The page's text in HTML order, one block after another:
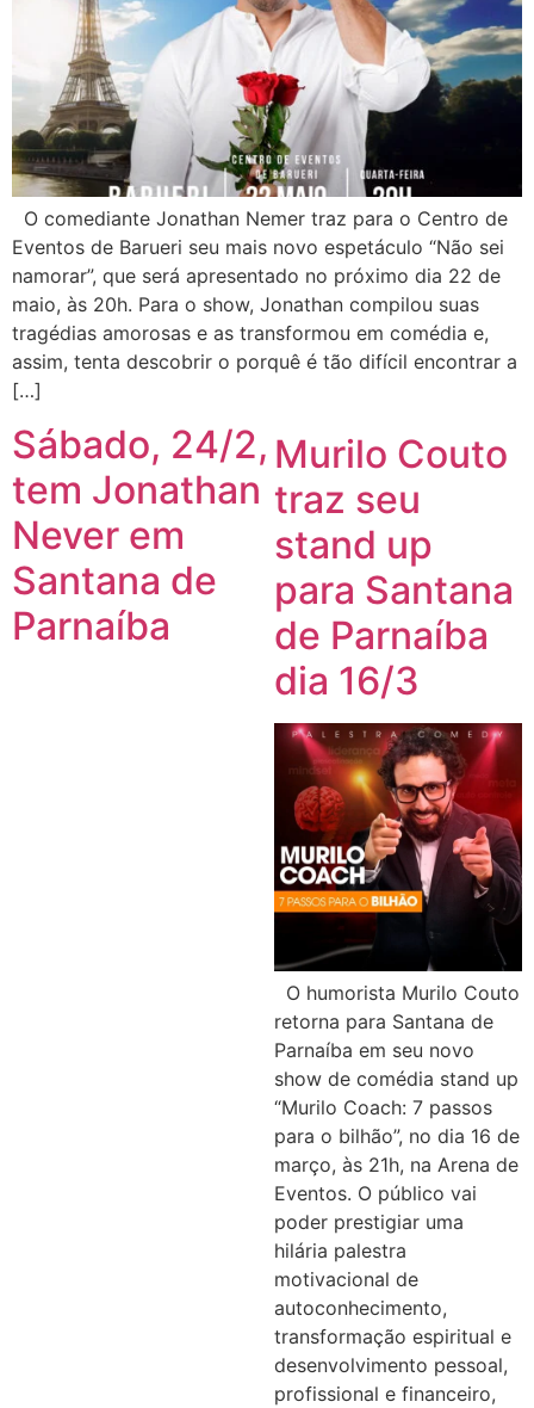
O comediante Jonathan Nemer traz para o Centro de
Eventos de Barueri seu mais novo espetáculo “Não sei
namorar”, que será apresentado no próximo dia 22 de
maio, às 20h. Para o show, Jonathan compilou suas
tragédias amorosas e as transformou em comédia e,
assim, tenta descobrir o porquê é tão difícil encontrar a
[…]
Murilo Couto
traz seu
stand up
para Santana
de Parnaíba
dia 16/3
O humorista Murilo Couto
retorna para Santana de
Parnaíba em seu novo
show de comédia stand up
“Murilo Coach: 7 passos
para o bilhão”, no dia 16 de
março, às 21h, na Arena de
Eventos. O público vai
poder prestigiar uma
hilária palestra
motivacional de
autoconhecimento,
transformação espiritual e
desenvolvimento pessoal,
profissional e financeiro,
Sábado, 24/2,
tem Jonathan
Never em
Santana de
Parnaíba